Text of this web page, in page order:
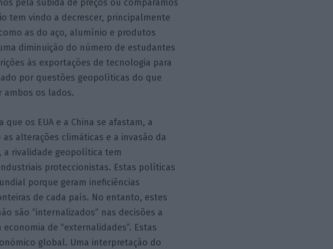
pela subida de preços ou comparamos
tem vindo a decrescer, principalmente
as do aço, alumínio e produtos
diminuição do número de estudantes
às exportações de tecnologia para
por questões geopolíticas do que
ambos os lados.
os EUA e a China se afastam, a
alterações climáticas e a invasão da
a rivalidade geopolítica tem
proteccionistas. Estas políticas
porque geram ineficiências
de cada país. No entanto, estes
são “internalizados” nas decisões a
de “externalidades”. Estas
global. Uma interpretação do